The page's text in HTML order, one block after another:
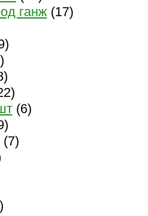
ганж(17)
(6)
(7)